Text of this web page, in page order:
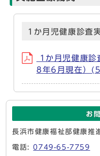
1か月児健康診査
1か月児健康診
8年6月現在）
お
長浜市健康福祉部健康推
電話:0749-65-7759